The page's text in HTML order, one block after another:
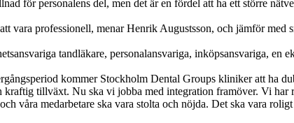
för personalens del, men det är en fördel att ha ett större
vara professionell, menar Henrik Augustsson, och jämför med
tandläkare, personalansvariga, inköpsansvariga, en
kommer Stockholm Dental Groups kliniker att ha
tillväxt. Nu ska vi jobba med integration framöver. Vi har
våra medarbetare ska vara stolta och nöjda. Det ska vara